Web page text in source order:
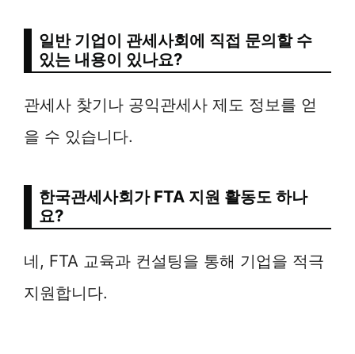
일반 기업이 관세사회에 직접 문의할 수
있는 내용이 있나요?
관세사 찾기나 공익관세사 제도 정보를 얻
을 수 있습니다.
한국관세사회가 FTA 지원 활동도 하나
요?
네, FTA 교육과 컨설팅을 통해 기업을 적극
지원합니다.